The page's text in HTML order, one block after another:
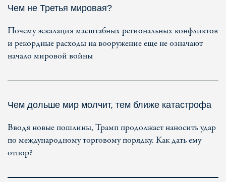
Чем не Третья мировая?
Почему эскалация масштабных региональных конфликтов
и рекордные расходы на вооружение еще не означают
начало мировой войны
Чем дольше мир молчит, тем ближе катастрофа
Вводя новые пошлины, Трамп продолжает наносить удар
по международному торговому порядку. Как дать ему
отпор?